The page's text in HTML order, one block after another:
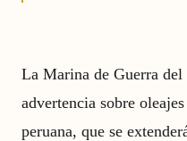
La Marina de Guerra
advertencia sobre
peruana, que se